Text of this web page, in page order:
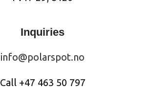
Inquiries
info@polarspot.no
Call +47 463 50 797